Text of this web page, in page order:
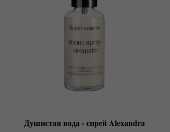
Душистая вода - спрей Alexandra